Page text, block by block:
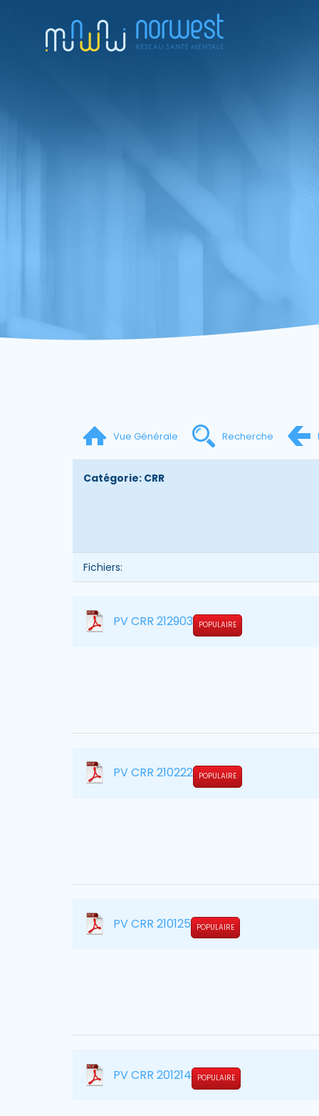
Vue Générale Recherche
Catégorie: CRR
Fichiers:
PV CRR 212903 POPULAIRE
PV CRR 210222 POPULAIRE
PV CRR 210125 POPULAIRE
PV CRR 201214 POPULAIRE